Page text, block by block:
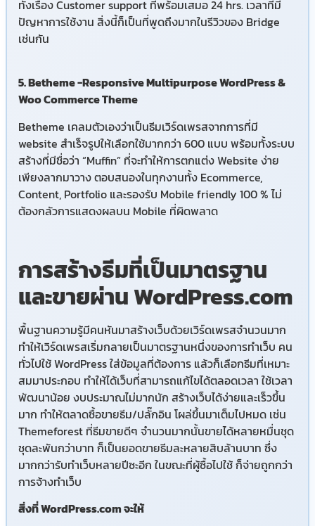
ทั้งเรื่อง Customer support ที่พร้อมเสมอ 24 hrs. เวลาที่มี
ปัญหาการใช้งาน สิ่งนี้ก็เป็นที่พูดถึงมากในรีวิวของ Bridge
เช่นกัน
5. Betheme -Responsive Multipurpose WordPress &
Woo Commerce Theme
Betheme เคลมตัวเองว่าเป็นธีมเวิร์ดเพรสจากการที่มี
website สำเร็จรูปให้เลือกใช้มากกว่า 600 แบบ พร้อมทั้งระบบ
สร้างที่มีชื่อว่า “Muffin” ที่จะทำให้การตกแต่ง Website ง่าย
เพียงลากมาวาง ตอบสนองในทุกงานทั้ง Ecommerce,
Content, Portfolio และรองรับ Mobile friendly 100 % ไม่
ต้องกลัวการแสดงผลบน Mobile ที่ผิดพลาด
การสร้างธีมที่เป็นมาตรฐาน
และขายผ่าน WordPress.com
พื้นฐานความรู้มีคนหันมาสร้างเว็บด้วยเวิร์ดเพรสจำนวนมาก
ทำให้เวิร์ดเพรสเริ่มกลายเป็นมาตรฐานหนึ่งของการทำเว็บ คน
ทั่วไปใช้ WordPress ใส่ข้อมูลที่ต้องการ แล้วก็เลือกธีมที่เหมาะ
สมมาประกอบ ทำให้ได้เว็บที่สามารถแก้ไขได้ตลอดเวลา ใช้เวลา
พัฒนาน้อย งบประมาณไม่มากนัก สร้างเว็บได้ง่ายและเร็วขึ้น
มาก ทำให้ตลาดซื้อขายธีม/ปลั๊กอิน โผล่ขึ้นมาเต็มไปหมด เช่น
Themeforest ที่ธีมขายดีๆ จำนวนมากนั้นขายได้หลายหมื่นชุด
ชุดละพันกว่าบาท ก็เป็นยอดขายธีมละหลายสิบล้านบาท ซึ่ง
มากกว่ารับทำเว็บหลายปีซะอีก ในขณะที่ผู้ซื้อไปใช้ ก็จ่ายถูกกว่า
การจ้างทำเว็บ
สิ่งที่ WordPress.com จะให้